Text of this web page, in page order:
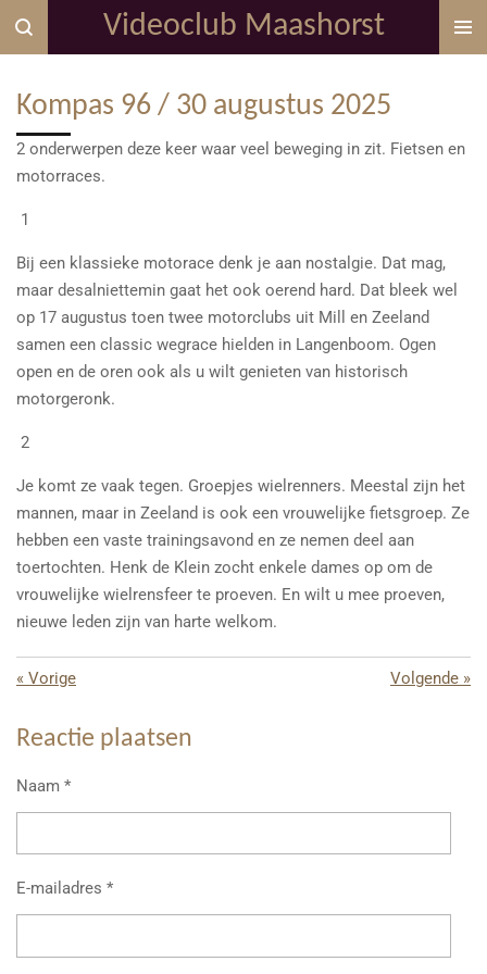
Ga
direct
de
hoofdinhoud
Videoclub Maashorst
Kompas 96 / 30 augustus 2025
2 onderwerpen deze keer waar veel beweging in zit. Fietsen en
motorraces.
1
Bij een klassieke motorace denk je aan nostalgie. Dat mag,
maar desalniettemin gaat het ook oerend hard. Dat bleek wel
op 17 augustus toen twee motorclubs uit Mill en Zeeland
samen een classic wegrace hielden in Langenboom. Ogen
open en de oren ook als u wilt genieten van historisch
motorgeronk.
2
Je komt ze vaak tegen. Groepjes wielrenners. Meestal zijn het
mannen, maar in Zeeland is ook een vrouwelijke fietsgroep. Ze
hebben een vaste trainingsavond en ze nemen deel aan
toertochten. Henk de Klein zocht enkele dames op om de
vrouwelijke wielrensfeer te proeven. En wilt u mee proeven,
nieuwe leden zijn van harte welkom.
« Vorige Volgende »
Reactie plaatsen
Naam *
E-mailadres *